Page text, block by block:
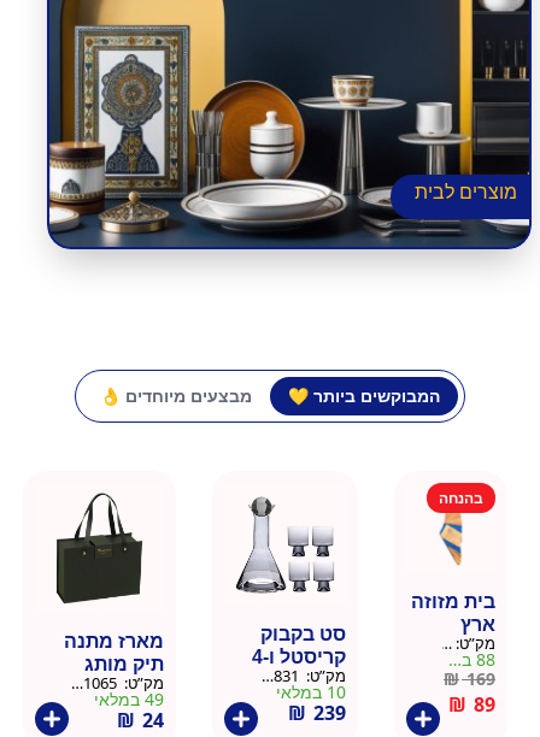
מוצרים לבית
מוצרי נירוסטה לבית
המבוקשים ביותר 💛 מבצעים מיוחדים 👌
בהנחה
בית מזוזה
ארץ
ישראל
מק”ט:
88 במלאי
₪169
₪ 89
סט בקבוק
קריסטל ו-4
כוסות – אפור
מק”ט:
10 במלאי
₪ 239
מארז מתנה
תיק מותג
יוקרתי – שחור
22/29/10
מק”ט:
49 במלאי
₪ 24